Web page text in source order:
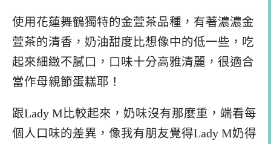
使用花蓮舞鶴獨特的金萱茶品種，有著濃濃金
萱茶的清香，奶油甜度比想像中的低一些，吃
起來細緻不膩口，口味十分高雅清麗，很適合
當作母親節蛋糕耶！
跟Lady M比較起來，奶味沒有那麼重，端看每
個人口味的差異，像我有朋友覺得Lady M奶得